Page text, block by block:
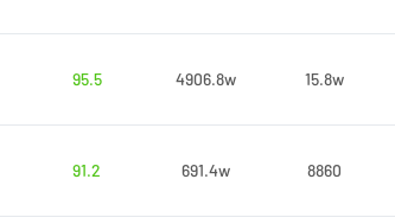
95.5
4906.8w 15.8w
91.2
691.4w 8860